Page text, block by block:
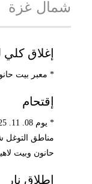
شمال غزة
إغلاق كلي
* معبر بيت حانون –
إقتحام
مناطق
حانون وبيت
إطلاق نار